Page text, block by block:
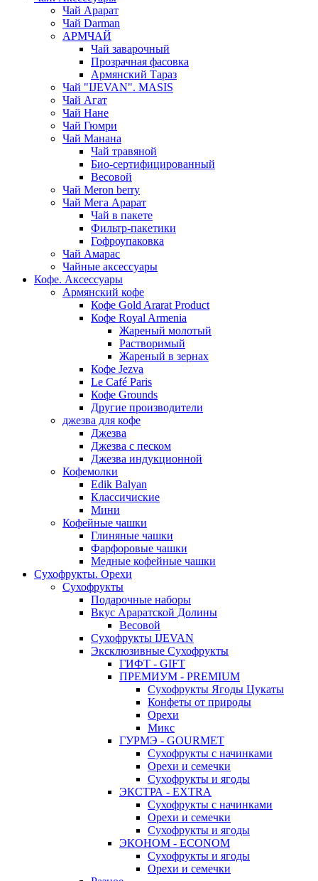
Чай Арарат
Чай Darman
АРМЧАЙ
Чай заварочный
Прозрачная фасовка
Армянский Тараз
Чай "IJEVAN". MASIS
Чай Агат
Чай Нане
Чай Гюмри
Чай Манана
Чай травяной
Био-сертифицированный
Весовой
Чай Meron berry
Чай Мега Арарат
Чай в пакете
Фильтр-пакетики
Гофроупаковка
Чай Амарас
Чайные аксессуары
Кофе. Аксессуары
Армянский кофе
Кофе Gold Ararat Product
Кофе Royal Armenia
Жареный молотый
Растворимый
Жареный в зернах
Кофе Jezva
Le Café Paris
Кофе Grounds
Другие производители
джезва для кофе
Джезва
Джезва с песком
Джезва индукционной
Кофемолки
Edik Balyan
Классичиские
Мини
Кофейные чашки
Глиняные чашки
Фарфоровые чашки
Медные кофейные чашки
Сухофрукты. Орехи
Сухофрукты
Подарочные наборы
Вкус Араратской Долины
Весовой
Сухофрукты IJEVAN
Эксклюзивные Сухофрукты
ГИФТ - GIFT
ПРЕМИУМ - PREMIUM
Сухофрукты Ягоды Цукаты
Конфеты от природы
Орехи
Микс
ГУРМЭ - GOURMET
Сухофрукты с начинками
Орехи и семечки
Сухофрукты и ягоды
ЭКСТРА - EXTRA
Сухофрукты с начинками
Орехи и семечки
Сухофрукты и ягоды
ЭКОНОМ - ECONOM
Сухофрукты и ягоды
Орехи и семечки